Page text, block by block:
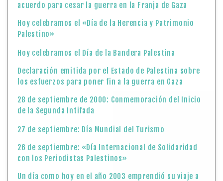
acuerdo para cesar la guerra en la Franja de Gaza
Hoy celebramos el «Día de la Herencia y Patrimonio
Palestino»
Hoy celebramos el Día de la Bandera Palestina
Declaración emitida por el Estado de Palestina sobre
los esfuerzos para poner fin a la guerra en Gaza
28 de septiembre de 2000: Conmemoración del Inicio
de la Segunda Intifada
27 de septiembre: Día Mundial del Turismo
26 de septiembre: «Día Internacional de Solidaridad
con los Periodistas Palestinos»
Un día como hoy en el año 2003 emprendió su viaje a